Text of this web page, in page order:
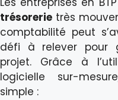
trésorerie très
comptabilité peut
défi à relever pour
projet. Grâce à
logicielle sur-
simple :